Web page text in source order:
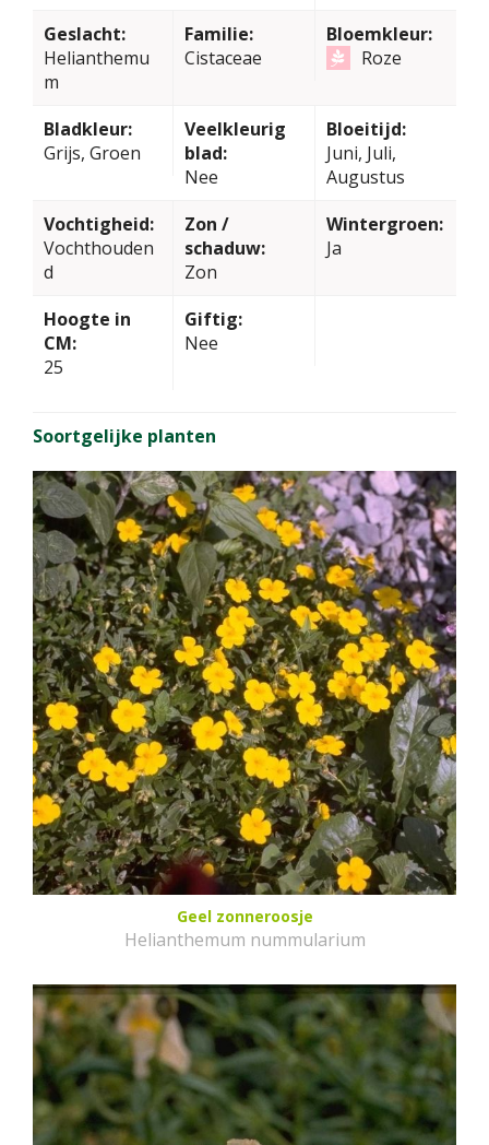
Geslacht:
Helianthemu
m
Familie:
Cistaceae
Bloemkleur:
Roze
Bladkleur:
Grijs, Groen
Veelkleurig
blad:
Nee
Bloeitijd:
Juni, Juli,
Augustus
Vochtigheid:
Vochthouden
d
Zon /
schaduw:
Zon
Wintergroen:
Ja
Hoogte in
CM:
25
Giftig:
Nee
Soortgelijke planten
Geel zonneroosje
Helianthemum nummularium